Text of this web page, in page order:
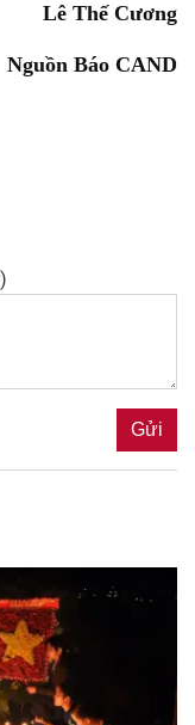
Lê Thế Cương
Nguồn Báo CAND